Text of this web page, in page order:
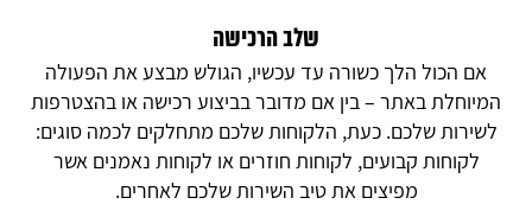
שלב הרכישה
אם הכול הלך כשורה עד עכשיו, הגולש מבצע את הפעולה
המיוחלת באתר – בין אם מדובר בביצוע רכישה או בהצטרפות
לשירות שלכם. כעת, הלקוחות שלכם מתחלקים לכמה סוגים:
לקוחות קבועים, לקוחות חוזרים או לקוחות נאמנים אשר
מפיצים את טיב השירות שלכם לאחרים.